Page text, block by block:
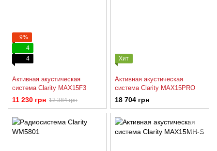
−9%
4
4
Активная акустическая
система Clarity MAX15F3
11 230 грн 12 384 грн
Хит
Активная акустическая
система Clarity MAX15PRO
18 704 грн